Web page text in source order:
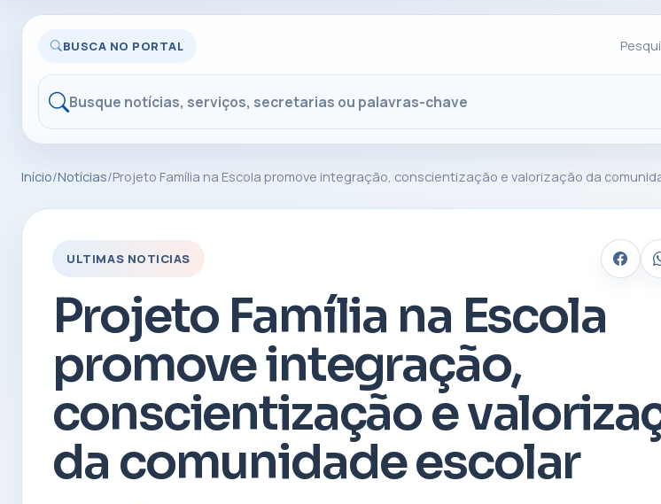
BUSCA NO PORTAL
Buscar no portal
Início/Notícias/Projeto Família na Escola promove integração, conscientização e valorização da
ULTIMAS NOTICIAS
Projeto Família na Escola
promove integração,
conscientização e
da comunidade escolar